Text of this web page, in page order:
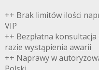
++ Brak limitów ilości
VIP
++ Bezpłatna
razie wystąpienia awarii
++ Naprawy w